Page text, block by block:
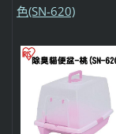
色(SN-620)